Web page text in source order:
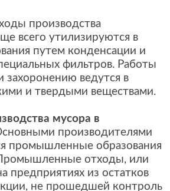
производства
всего утилизируются в
путем конденсации и
фильтров. Работы
захоронению ведутся в
и твердыми веществами.
мусора в
производителями
промышленные образования
отходы, или
предприятиях из остатков
не прошедшей контроль